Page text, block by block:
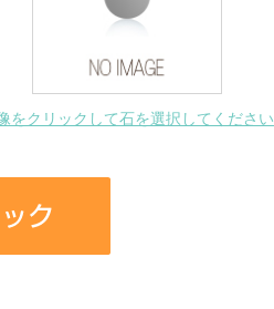
をクリックして石を選択してください